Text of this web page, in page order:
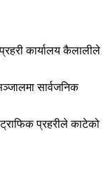
कार्यालय कैलालीले
सार्वजनिक
प्रहरीले काटेको